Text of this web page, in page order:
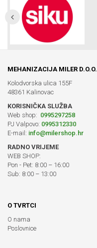
MEHANIZACIJA MILER D.O.O.
Kolodvorska ulica 155F
48361 Kalinovac
KORISNIČKA SLUŽBA
Web shop: 0995297258
PJ Valpovo: 0995312330
E-mail: info@milershop.hr
RADNO VRIJEME
WEB SHOP:
Pon - Pet: 8:00 – 16:00
Sub: 8:00 – 13:00
O TVRTCI
O nama
Poslovnice